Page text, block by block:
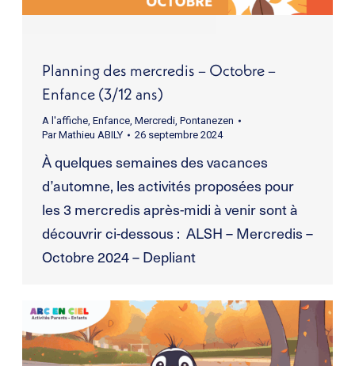
Planning des mercredis – Octobre –
Enfance (3/12 ans)
A l'affiche, Enfance, Mercredi, Pontanezen
ParMathieu ABILY 26 septembre 2024
À quelques semaines des vacances
d’automne, les activités proposées pour
les 3 mercredis après-midi à venir sont à
découvrir ci-dessous : ALSH – Mercredis –
Octobre 2024 – Depliant